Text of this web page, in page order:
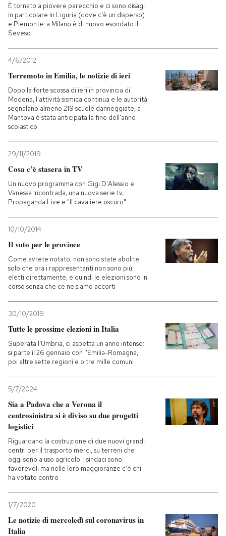
È tornato a piovere parecchio e ci sono disagi
in particolare in Liguria (dove c'è un disperso)
e Piemonte: a Milano è di nuovo esondato il
Seveso
4/6/2012
Terremoto in Emilia, le notizie di ieri
Dopo la forte scossa di ieri in provincia di
Modena, l'attività sismica continua e le autorità
segnalano almeno 219 scuole danneggiate, a
Mantova è stata anticipata la fine dell'anno
scolastico
29/11/2019
Cosa c’è stasera in TV
Un nuovo programma con Gigi D'Alessio e
Vanessa Incontrada, una nuova serie tv,
Propaganda Live e "Il cavaliere oscuro"
10/10/2014
Il voto per le province
Come avrete notato, non sono state abolite:
solo che ora i rappresentanti non sono più
eletti direttamente, e quindi le elezioni sono in
corso senza che ce ne siamo accorti
30/10/2019
Tutte le prossime elezioni in Italia
Superata l'Umbria, ci aspetta un anno intenso:
si parte il 26 gennaio con l'Emilia-Romagna,
poi altre sette regioni e oltre mille comuni
5/7/2024
Sia a Padova che a Verona il
centrosinistra si è diviso su due progetti
logistici
Riguardano la costruzione di due nuovi grandi
centri per il trasporto merci, su terreni che
oggi sono a uso agricolo: i sindaci sono
favorevoli ma nelle loro maggioranze c'è chi
ha votato contro
1/7/2020
Le notizie di mercoledì sul coronavirus in
Italia